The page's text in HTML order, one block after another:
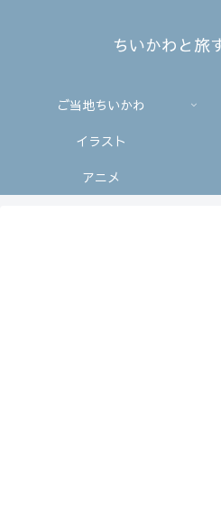
ちいかわと旅
ご当地ちいかわ
イラスト
アニメ